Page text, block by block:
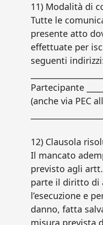
11) Modalità di
Tutte le
presente atto
effettuate per
seguenti
Partecipante
(anche via PEC
12) Clausola
Il mancato
previsto agli artt.
parte il diritto di
l’esecuzione e
danno, fatta
misura prevista